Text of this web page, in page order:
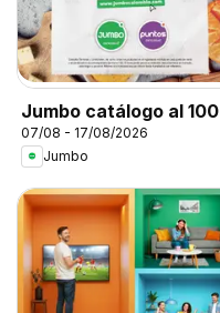
Jumbo catálogo al 100
07/08 - 17/08/2026
Jumbo